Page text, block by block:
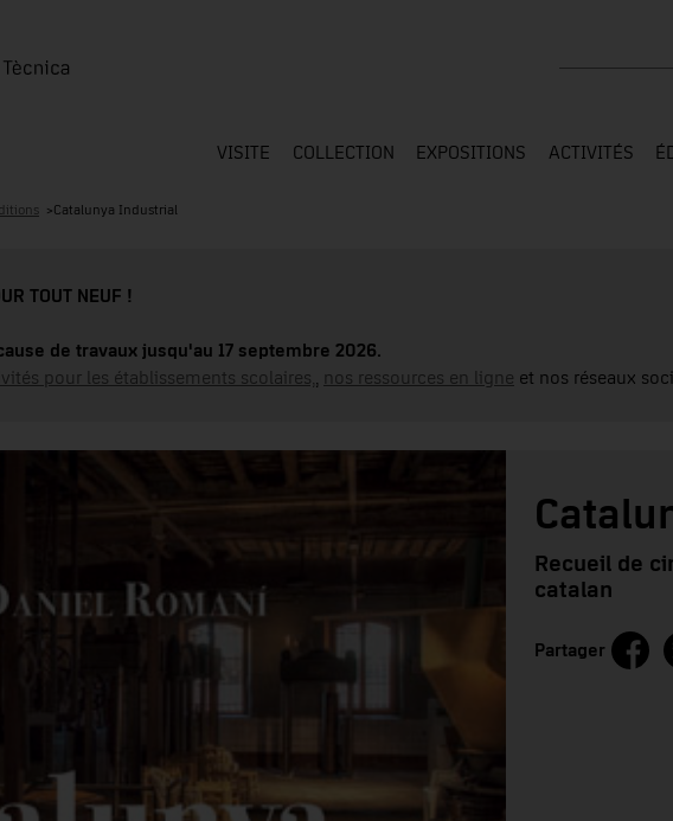
VISITE COLLECTION EXPOSITIONS ACTIVITÉS
Catalunya Industrial
TOUT NEUF !
de travaux jusqu'au 17 septembre 2026.
pour les établissements scolaires, nos ressources en ligne et nos réseaux
Recueil de
catalan
Partager